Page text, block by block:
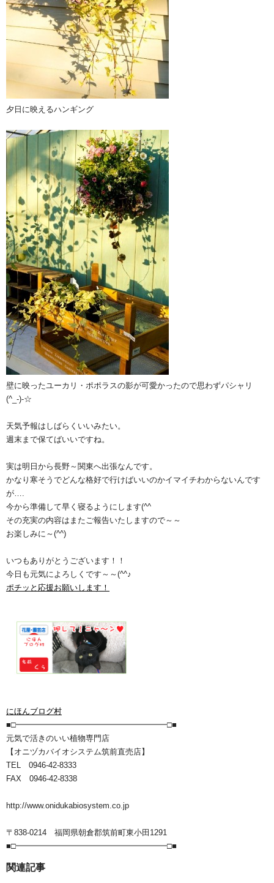
夕日に映えるハンギング
壁に映ったユーカリ・ポポラスの影が可愛かったので思わずパシャリ
(^_-)-☆
天気予報はしばらくいいみたい。
週末まで保てばいいですね。
実は明日から長野～関東へ出張なんです。
かなり寒そうでどんな格好で行けばいいのかイマイチわからないんです
が….
今から準備して早く寝るようにします(^^ゞ
その充実の内容はまたご報告いたしますので～～
お楽しみに～(^^)
いつもありがとうございます！！
今日も元気によろしくです～～(^^♪
ポチッと応援お願いします！
にほんブログ村
■□━━━━━━━━━━━━━━━━━━━□■
元気で活きのいい植物専門店
【オニヅカバイオシステム筑前直売店】
TEL 0946-42-8333
FAX 0946-42-8338
http://www.onidukabiosystem.co.jp
〒838-0214 福岡県朝倉郡筑前町東小田1291
■□━━━━━━━━━━━━━━━━━━━□■
関連記事